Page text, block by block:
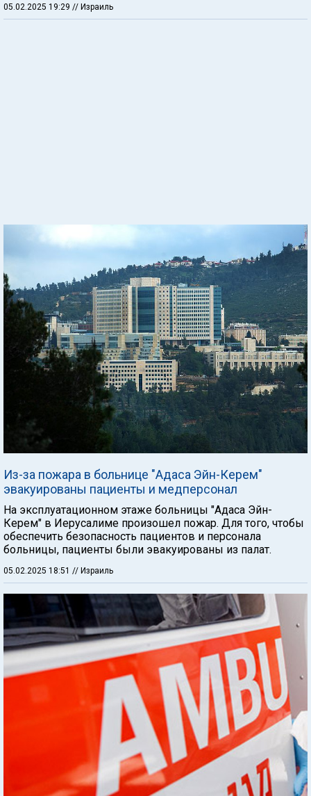
05.02.2025 19:29 // Израиль
Из-за пожара в больнице "Адаса Эйн-Керем"
эвакуированы пациенты и медперсонал
На эксплуатационном этаже больницы "Адаса Эйн-
Керем" в Иерусалиме произошел пожар. Для того, чтобы
обеспечить безопасность пациентов и персонала
больницы, пациенты были эвакуированы из палат.
05.02.2025 18:51 // Израиль